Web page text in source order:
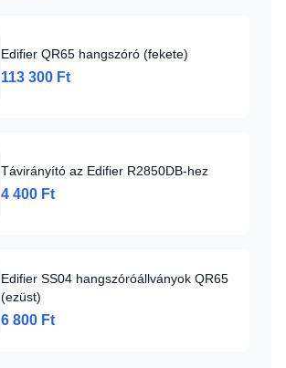
Edifier QR65 hangszóró (fekete)
113 300 Ft
Távirányító az Edifier R2850DB-hez
4 400 Ft
Edifier SS04 hangszóróállványok QR65
(ezüst)
6 800 Ft